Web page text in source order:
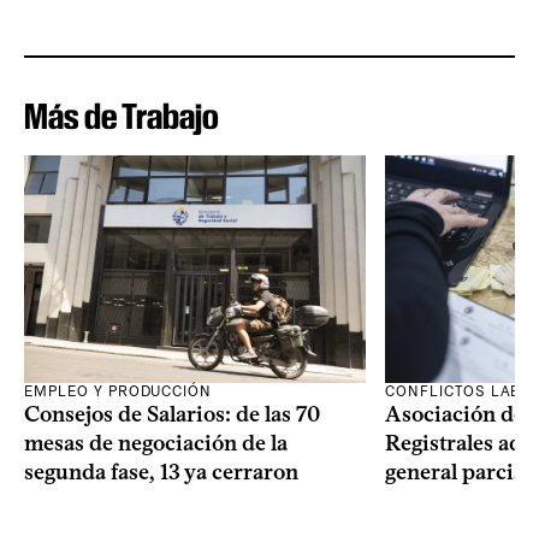
Más de Trabajo
EMPLEO Y PRODUCCIÓN
Consejos de Salarios: de las 70
mesas de negociación de la
segunda fase, 13 ya cerraron
CONFLICTOS
Asociación de
Registrales
general parcial